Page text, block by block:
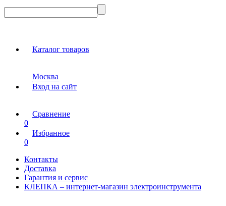
Каталог товаров
Москва
Вход на сайт
Сравнение
0
Избранное
0
Контакты
Доставка
Гарантия и сервис
КЛЕПКА – интернет-магазин электроинструмента